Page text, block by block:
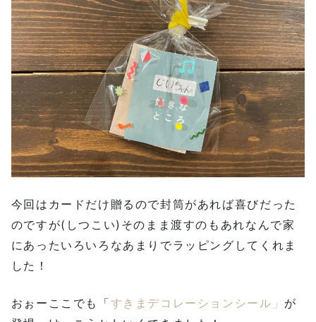
今回はカードだけ贈るので封筒があれば喜びだった
のですが(しつこい)そのまま渡すのもあれなんで家
にあったいろいろなあまりでラッピングしてくれま
した！
おぉーここでも「すきまデコレーションシール」 が